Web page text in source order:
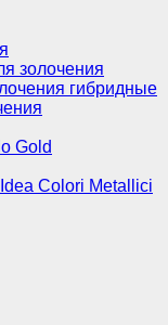
золочения
гибридные
Gold
Colori Metallici